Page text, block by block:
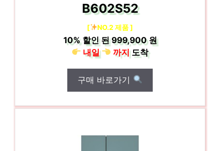
B602S52
[ NO.2 제품 ]
10%할인 된999,900 원
내일
까지도착
구매 바로가기